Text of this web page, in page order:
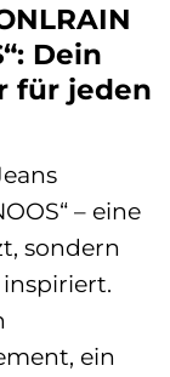
Dein
für jeden
– eine
sondern
ein